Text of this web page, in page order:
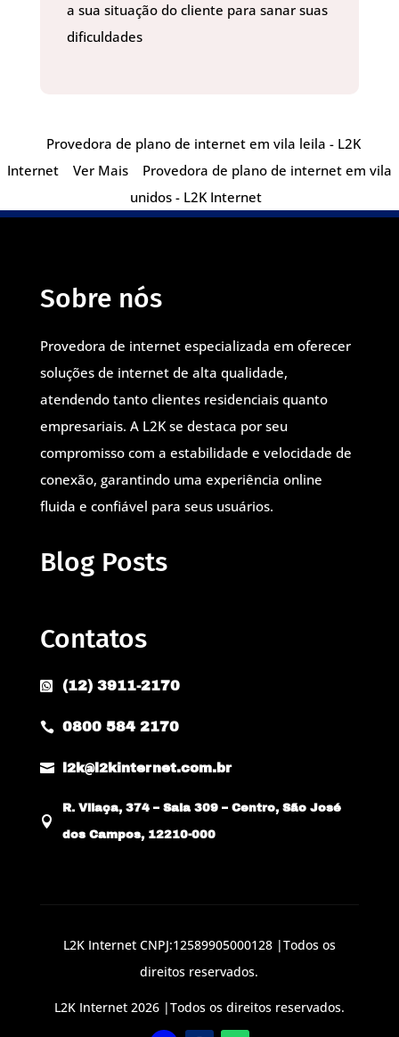
a sua situação do cliente para sanar suas
dificuldades
Provedora de plano de internet em vila leila - L2K
Internet
Ver Mais
Provedora de plano de internet em vila
unidos - L2K Internet
Sobre nós
Provedora de internet especializada em oferecer
soluções de internet de alta qualidade,
atendendo tanto clientes residenciais quanto
empresariais. A L2K se destaca por seu
compromisso com a estabilidade e velocidade de
conexão, garantindo uma experiência online
fluida e confiável para seus usuários.
Blog Posts
Contatos
 (12) 3911-2170
 0800 584 2170
 l2k@l2kinternet.com.br

R. Vilaça, 374 – Sala 309 – Centro, São José
dos Campos, 12210-000
L2K Internet CNPJ:12589905000128 |Todos os
direitos reservados.
L2K Internet 2026 |Todos os direitos reservados.